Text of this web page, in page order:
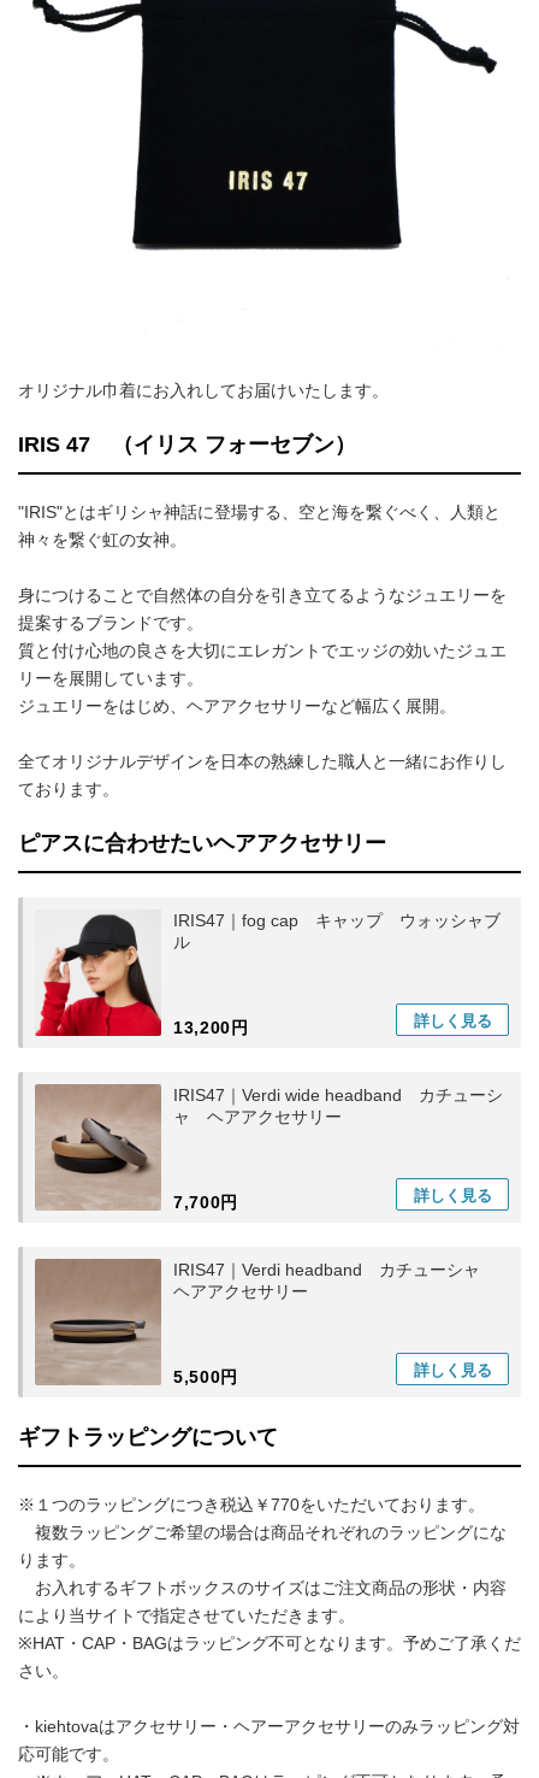
オリジナル巾着にお入れしてお届けいたします。
IRIS 47 （イリス フォーセブン）
"IRIS"とはギリシャ神話に登場する、空と海を繋ぐべく、人類と
神々を繋ぐ虹の女神。
身につけることで自然体の自分を引き立てるようなジュエリーを
提案するブランドです。
質と付け心地の良さを大切にエレガントでエッジの効いたジュエ
リーを展開しています。
ジュエリーをはじめ、ヘアアクセサリーなど幅広く展開。
全てオリジナルデザインを日本の熟練した職人と一緒にお作りし
ております。
ピアスに合わせたいヘアアクセサリー
IRIS47｜fog cap キャップ ウォッシャブ
ル
13,200円 詳しく 見る
IRIS47｜Verdi wide headband カチューシ
ャ ヘアアクセサリー
7,700円 詳しく 見る
IRIS47｜Verdi headband カチューシャ
ヘアアクセサリー
5,500円 詳しく 見る
ギフトラッピングについて
※１つのラッピングにつき税込￥770をいただいております。
複数ラッピングご希望の場合は商品それぞれのラッピングにな
ります。
お入れするギフトボックスのサイズはご注文商品の形状・内容
により当サイトで指定させていただきます。
※HAT・CAP・BAGはラッピング不可となります。予めご了承くだ
さい。
・kiehtovaはアクセサリー・ヘアーアクセサリーのみラッピング対
応可能です。